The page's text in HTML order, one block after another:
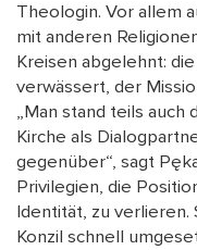
Theologin. Vor allem
mit anderen
Kreisen abgelehnt:
verwässert, der
„Man stand teils
Kirche als
gegenüber“, sagt
Privilegien, die
Identität, zu verlieren.
Konzil schnell